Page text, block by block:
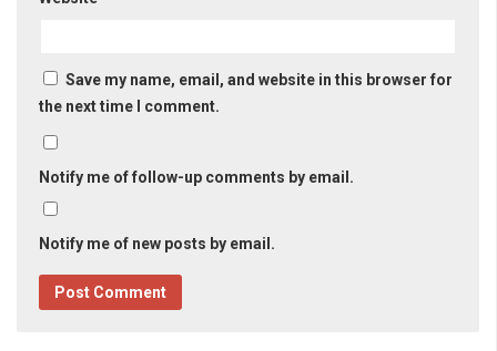
Save my name, email, and website in this browser for
the next time I comment.
Notify me of follow-up comments by email.
Notify me of new posts by email.